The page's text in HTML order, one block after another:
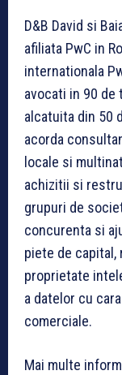
D&B David si
afiliata PwC in
internationala
avocati in 90 de
alcatuita din 50
acorda
locale si
achizitii si
grupuri de
concurenta si
piete de capital,
proprietate
a datelor cu
comerciale.
Mai multe